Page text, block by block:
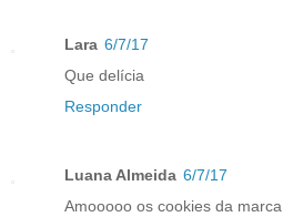
Lara 6/7/17
Que delícia
Responder
Luana Almeida 6/7/17
Amooooo os cookies da marca